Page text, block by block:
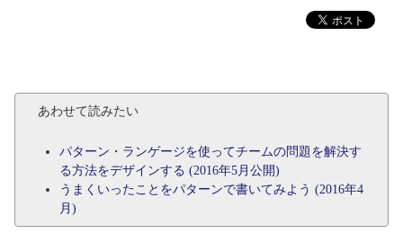
あわせて読みたい
パターン・ランゲージを使ってチームの問題を解決す
る方法をデザインする (2016年5月公開)
うまくいったことをパターンで書いてみよう (2016年4
月)